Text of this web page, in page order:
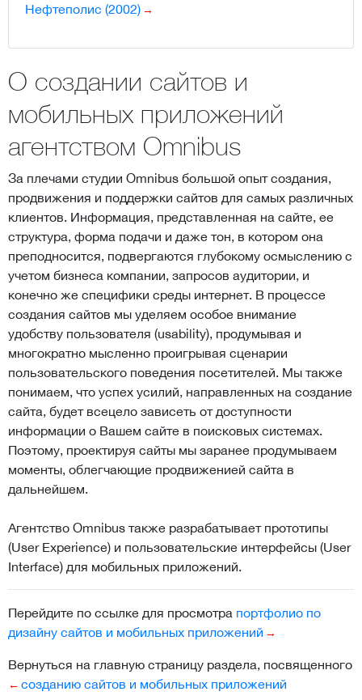
Нефтеполис (2002)
О создании сайтов и
мобильных приложений
агентством Omnibus
За плечами студии Omnibus большой опыт создания,
продвижения и поддержки сайтов для самых различных
клиентов. Информация, представленная на сайте, ее
структура, форма подачи и даже тон, в котором она
преподносится, подвергаются глубокому осмыслению с
учетом бизнеса компании, запросов аудитории, и
конечно же специфики среды интернет. В процессе
создания сайтов мы уделяем особое внимание
удобству пользователя (usability), продумывая и
многократно мысленно проигрывая сценарии
пользовательского поведения посетителей. Мы также
понимаем, что успех усилий, направленных на создание
сайта, будет всецело зависеть от доступности
информации о Вашем сайте в поисковых системах.
Поэтому, проектируя сайты мы заранее продумываем
моменты, облегчающие продвиженией сайта в
дальнейшем.
Агентство Omnibus также разрабатывает прототипы
(User Experience) и пользовательские интерфейсы (User
Interface) для мобильных приложений.
Перейдите по ссылке для просмотра портфолио по
дизайну сайтов и мобильных приложений
Вернуться на главную страницу раздела, посвященного
созданию сайтов и мобильных приложений